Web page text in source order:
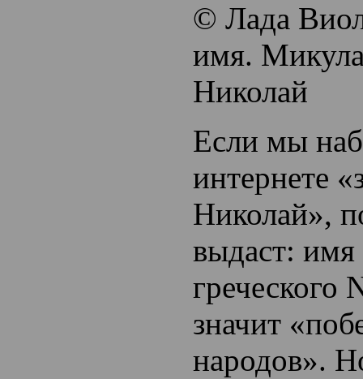
© Лада
имя.
Николай
Если мы
интернете
Николай»,
выдаст: имя
греческого
значит
народов».